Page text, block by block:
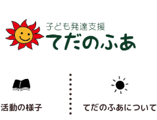
活動の様子 てだのふあについて